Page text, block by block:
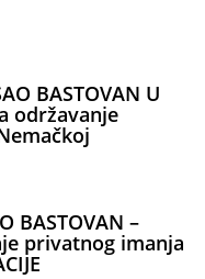
BASTOVAN U
održavanje
BASTOVAN –
privatnog imanja